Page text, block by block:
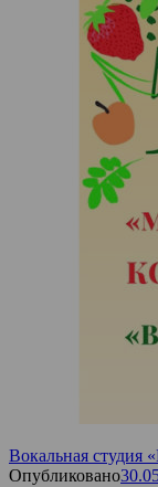
Вокальная студия
Опубликовано